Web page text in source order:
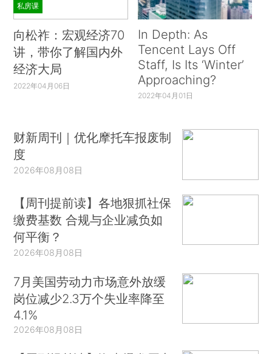
私房课
向松祚：宏观经济70
讲，带你了解国内外
经济大局
2022年04月06日
In Depth: As
Tencent Lays Off
Staff, Is Its ‘Winter’
Approaching?
2022年04月01日
财新周刊｜优化摩托车报废制
度
2026年08月08日
【周刊提前读】各地狠抓社保
缴费基数 合规与企业减负如
何平衡？
2026年08月08日
7月美国劳动力市场意外放缓
岗位减少2.3万个失业率降至
4.1%
2026年08月08日